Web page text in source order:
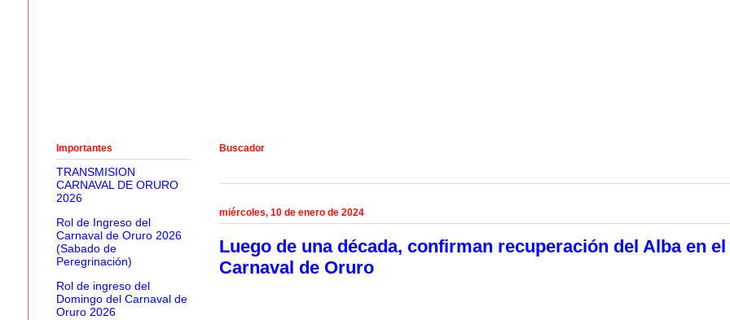
Buscador
miércoles, 10 de enero de 2024
Luego de una década, confirman recuperación del Alba en el
Carnaval de Oruro
Importantes
TRANSMISION
CARNAVAL DE ORURO
2026
Rol de Ingreso del
Carnaval de Oruro 2026
(Sabado de
Peregrinación)
Rol de ingreso del
Domingo del Carnaval de
Oruro 2026